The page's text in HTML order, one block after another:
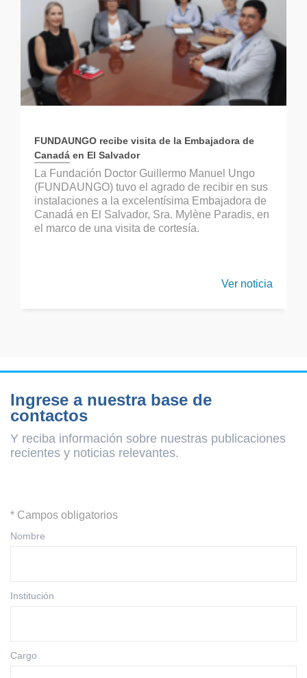
FUNDAUNGO recibe visita de la Embajadora de
Canadá en El Salvador
La Fundación Doctor Guillermo Manuel Ungo
(FUNDAUNGO) tuvo el agrado de recibir en sus
instalaciones a la excelentísima Embajadora de
Canadá en El Salvador, Sra. Mylène Paradis, en
el marco de una visita de cortesía.
Ver noticia
Ingrese a nuestra base de
contactos
Y reciba información sobre nuestras publicaciones
recientes y noticias relevantes.
* Campos obligatorios
Nombre
Institución
Cargo